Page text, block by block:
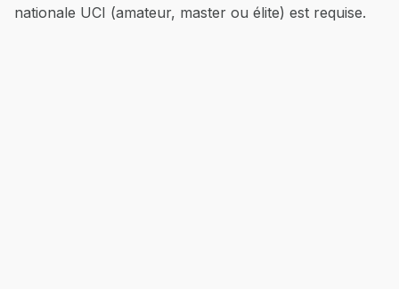
nationale UCI (amateur, master ou élite) est requise.